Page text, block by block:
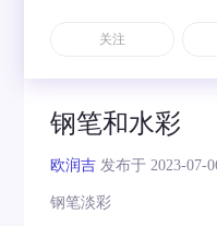
钢笔和水彩
欧润吉 发布于 2023-07-
钢笔淡彩
关注